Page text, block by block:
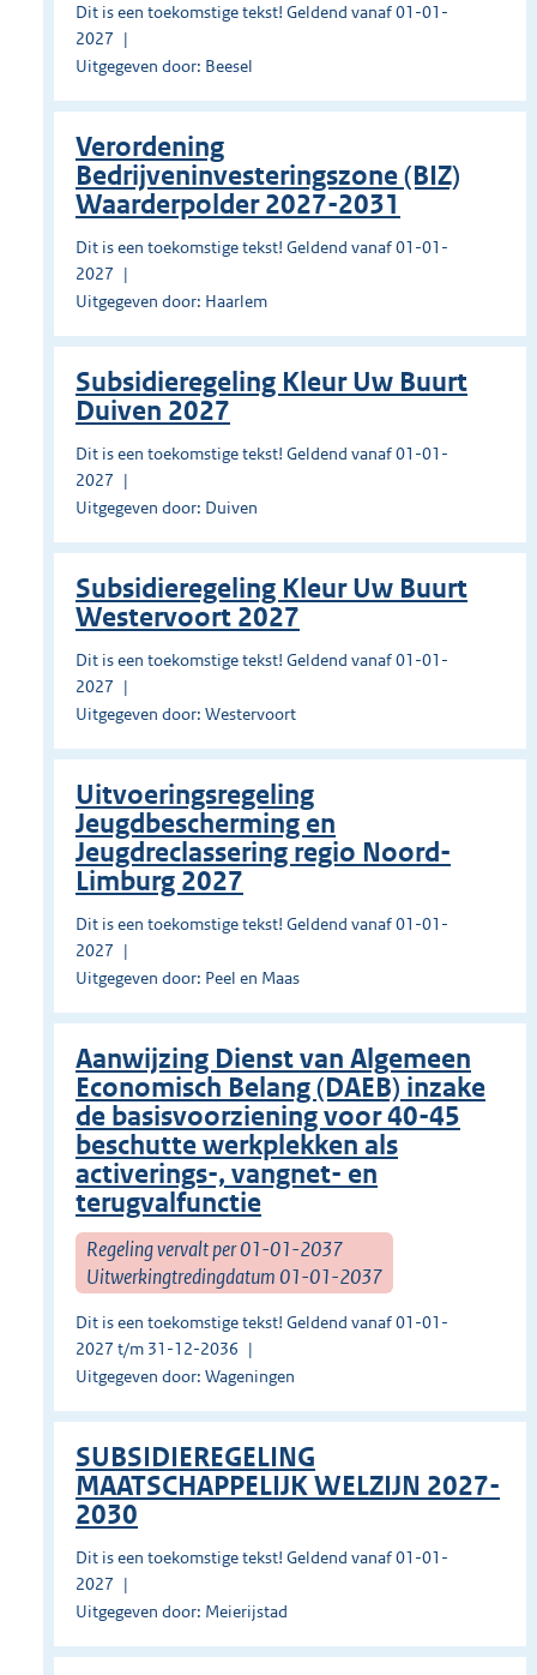
Dit is een toekomstige tekst! Geldend vanaf 01-01-
2027
Uitgegeven door: Beesel
Verordening
Bedrijveninvesteringszone (BIZ)
Waarderpolder 2027-2031
Dit is een toekomstige tekst! Geldend vanaf 01-01-
2027
Uitgegeven door: Haarlem
Subsidieregeling Kleur Uw Buurt
Duiven 2027
Dit is een toekomstige tekst! Geldend vanaf 01-01-
2027
Uitgegeven door: Duiven
Subsidieregeling Kleur Uw Buurt
Westervoort 2027
Dit is een toekomstige tekst! Geldend vanaf 01-01-
2027
Uitgegeven door: Westervoort
Uitvoeringsregeling
Jeugdbescherming en
Jeugdreclassering regio Noord-
Limburg 2027
Dit is een toekomstige tekst! Geldend vanaf 01-01-
2027
Uitgegeven door: Peel en Maas
Aanwijzing Dienst van Algemeen
Economisch Belang (DAEB) inzake
de basisvoorziening voor 40-45
beschutte werkplekken als
activerings-, vangnet- en
terugvalfunctie
Regeling vervalt per 01-01-2037
Uitwerkingtredingdatum 01-01-2037
Dit is een toekomstige tekst! Geldend vanaf 01-01-
2027 t/m 31-12-2036
Uitgegeven door: Wageningen
SUBSIDIEREGELING
MAATSCHAPPELIJK WELZIJN 2027-
2030
Dit is een toekomstige tekst! Geldend vanaf 01-01-
2027
Uitgegeven door: Meierijstad